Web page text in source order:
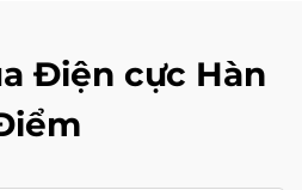
Điện cực Hàn